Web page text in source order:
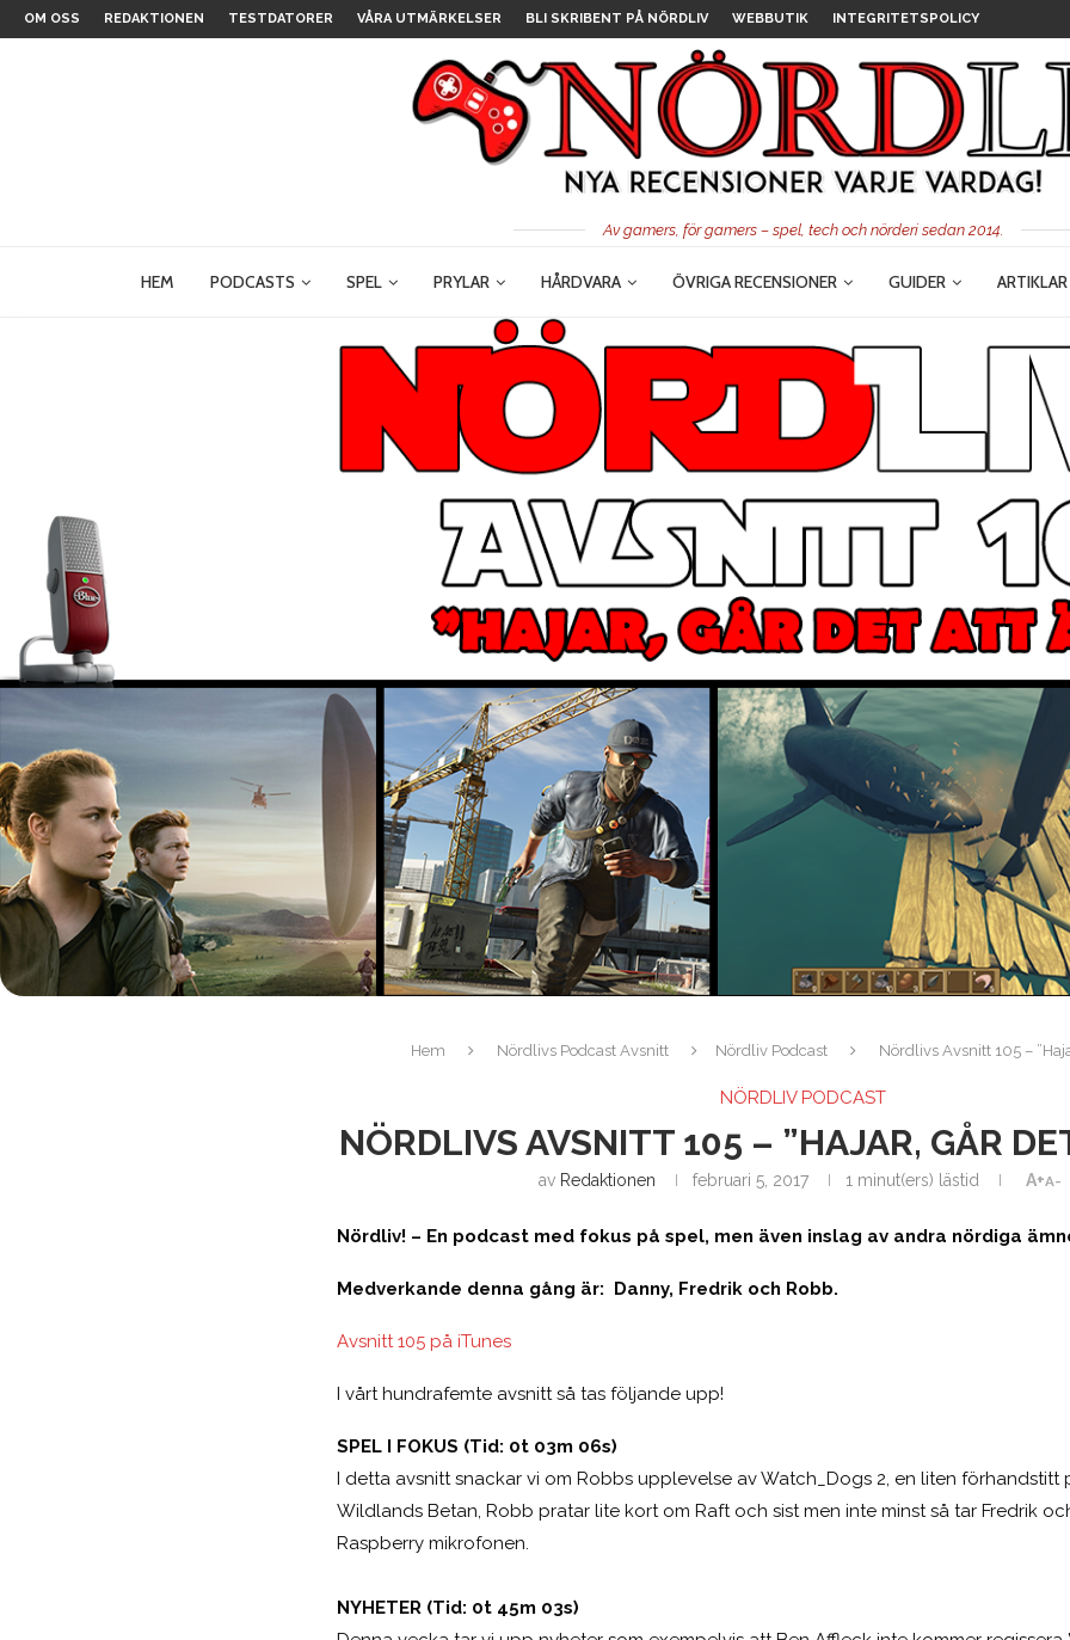
OM OSS REDAKTIONEN TESTDATORER VÅRA UTMÄRKELSER BLI SKRIBENT PÅ NÖRDLIV WEBBUTIK INTEGRITETSPOLICY
Av gamers, för gamers – spel, tech och nörderi sedan 2014.
HEM PODCASTS SPEL PRYLAR HÅRDVARA ÖVRIGA RECENSIONER GUIDER ARTIKLAR
Hem Nördlivs Podcast Avsnitt Nördliv Podcast Nördlivs Avsnitt 105 –
NÖRDLIV PODCAST
NÖRDLIVS AVSNITT 105 – ”HAJAR, GÅR
av Redaktionen februari 5, 2017 1 minut(ers) lästid A+A-
Nördliv! – En podcast med fokus på spel, men även inslag av andra nördiga
Medverkande denna gång är: Danny, Fredrik och Robb.
Avsnitt 105 på iTunes
I vårt hundrafemte avsnitt så tas följande upp!
SPEL I FOKUS (Tid: 0t 03m 06s)
I detta avsnitt snackar vi om Robbs upplevelse av Watch_Dogs 2, en liten förhandstitt
Wildlands Betan, Robb pratar lite kort om Raft och sist men inte minst så tar Fredrik
Raspberry mikrofonen.
NYHETER (Tid: 0t 45m 03s)